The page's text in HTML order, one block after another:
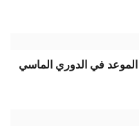
في الدوري الماسي